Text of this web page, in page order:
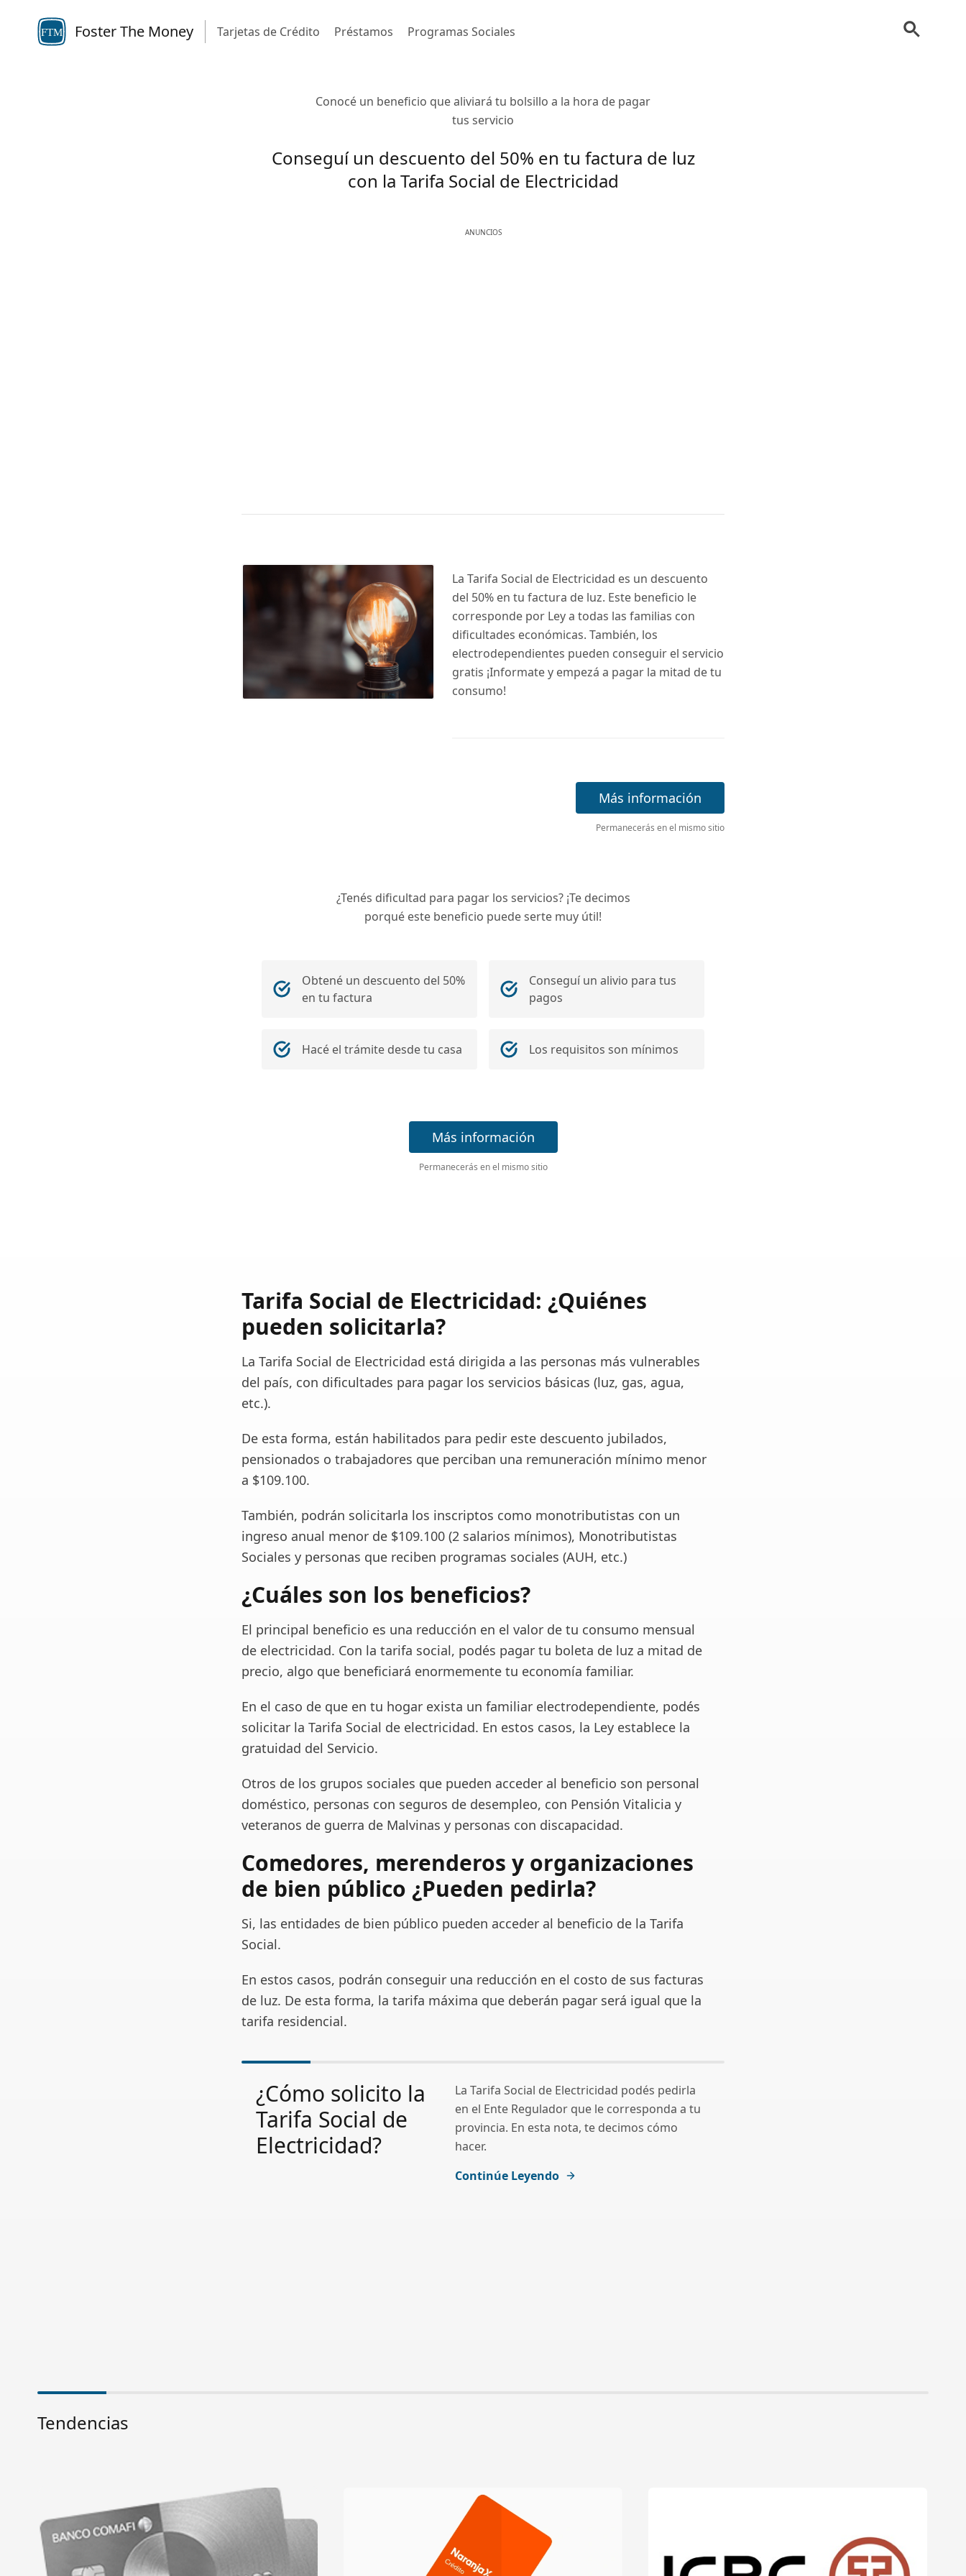
FTM Foster The Money Tarjetas de Crédito Préstamos Programas Sociales
Conocé un beneficio que aliviará tu bolsillo a la hora de pagar
tus servicio
Conseguí un descuento del 50% en tu factura de luz
con la Tarifa Social de Electricidad
ANUNCIOS
La Tarifa Social de Electricidad es un descuento
del 50% en tu factura de luz. Este beneficio le
corresponde por Ley a todas las familias con
dificultades económicas. También, los
electrodependientes pueden conseguir el servicio
gratis ¡Informate y empezá a pagar la mitad de tu
consumo!
Más información
Permanecerás en el mismo sitio
¿Tenés dificultad para pagar los servicios? ¡Te decimos
porqué este beneficio puede serte muy útil!
Obtené un descuento del 50%
en tu factura
Conseguí un alivio para tus
pagos
Hacé el trámite desde tu casa Los requisitos son mínimos
Más información
Permanecerás en el mismo sitio
Tarifa Social de Electricidad: ¿Quiénes
pueden solicitarla?
La Tarifa Social de Electricidad está dirigida a las personas más vulnerables
del país, con dificultades para pagar los servicios básicas (luz, gas, agua,
etc.).
De esta forma, están habilitados para pedir este descuento jubilados,
pensionados o trabajadores que perciban una remuneración mínimo menor
a $109.100.
También, podrán solicitarla los inscriptos como monotributistas con un
ingreso anual menor de $109.100 (2 salarios mínimos), Monotributistas
Sociales y personas que reciben programas sociales (AUH, etc.)
¿Cuáles son los beneficios?
El principal beneficio es una reducción en el valor de tu consumo mensual
de electricidad. Con la tarifa social, podés pagar tu boleta de luz a mitad de
precio, algo que beneficiará enormemente tu economía familiar.
En el caso de que en tu hogar exista un familiar electrodependiente, podés
solicitar la Tarifa Social de electricidad. En estos casos, la Ley establece la
gratuidad del Servicio.
Otros de los grupos sociales que pueden acceder al beneficio son personal
doméstico, personas con seguros de desempleo, con Pensión Vitalicia y
veteranos de guerra de Malvinas y personas con discapacidad.
Comedores, merenderos y organizaciones
de bien público ¿Pueden pedirla?
Si, las entidades de bien público pueden acceder al beneficio de la Tarifa
Social.
En estos casos, podrán conseguir una reducción en el costo de sus facturas
de luz. De esta forma, la tarifa máxima que deberán pagar será igual que la
tarifa residencial.
¿Cómo solicito la
Tarifa Social de
Electricidad?
La Tarifa Social de Electricidad podés pedirla
en el Ente Regulador que le corresponda a tu
provincia. En esta nota, te decimos cómo
hacer.
Continúe Leyendo
Tendencias